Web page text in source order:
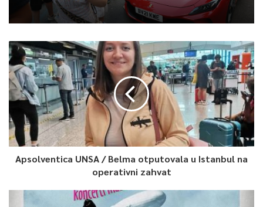
Apsolventica UNSA / Belma otputovala u Istanbul na
operativni zahvat